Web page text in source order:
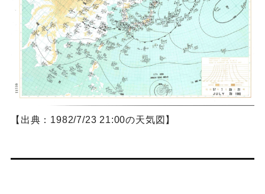
【出典：1982/7/23 21:00の天気図】